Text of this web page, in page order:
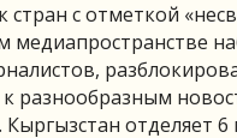
с отметкой
медиапространстве
разнообразным
отделяет